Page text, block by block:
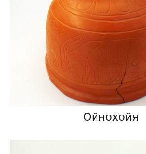
Ойнохойя